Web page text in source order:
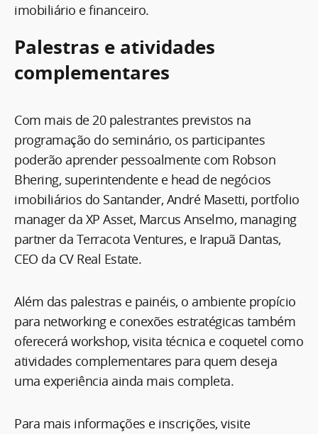
imobiliário e financeiro.
Palestras e atividades
complementares
Com mais de 20 palestrantes previstos na
programação do seminário, os participantes
poderão aprender pessoalmente com Robson
Bhering, superintendente e head de negócios
imobiliários do Santander, André Masetti, portfolio
manager da XP Asset, Marcus Anselmo, managing
partner da Terracota Ventures, e Irapuã Dantas,
CEO da CV Real Estate.
Além das palestras e painéis, o ambiente propício
para networking e conexões estratégicas também
oferecerá workshop, visita técnica e coquetel como
atividades complementares para quem deseja
uma experiência ainda mais completa.
Para mais informações e inscrições, visite